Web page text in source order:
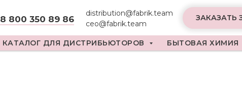
distribution@fabrik.team
ceo@fabrik.team
ЗАКАЗАТЬ
8 800 350 89 86
КАТАЛОГ ДЛЯ ДИСТРИБЬЮТОРОВ БЫТОВАЯ ХИМИЯ